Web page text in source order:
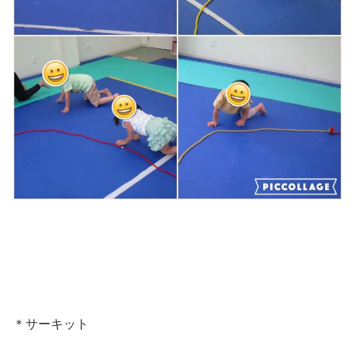
＊サーキット